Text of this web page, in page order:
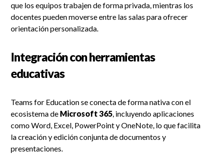
que los equipos trabajen de forma privada, mientras los
docentes pueden moverse entre las salas para ofrecer
orientación personalizada.
Integración con herramientas
educativas
Teams for Education se conecta de forma nativa con el
ecosistema de Microsoft 365, incluyendo aplicaciones
como Word, Excel, PowerPoint y OneNote, lo que facilita
la creación y edición conjunta de documentos y
presentaciones.